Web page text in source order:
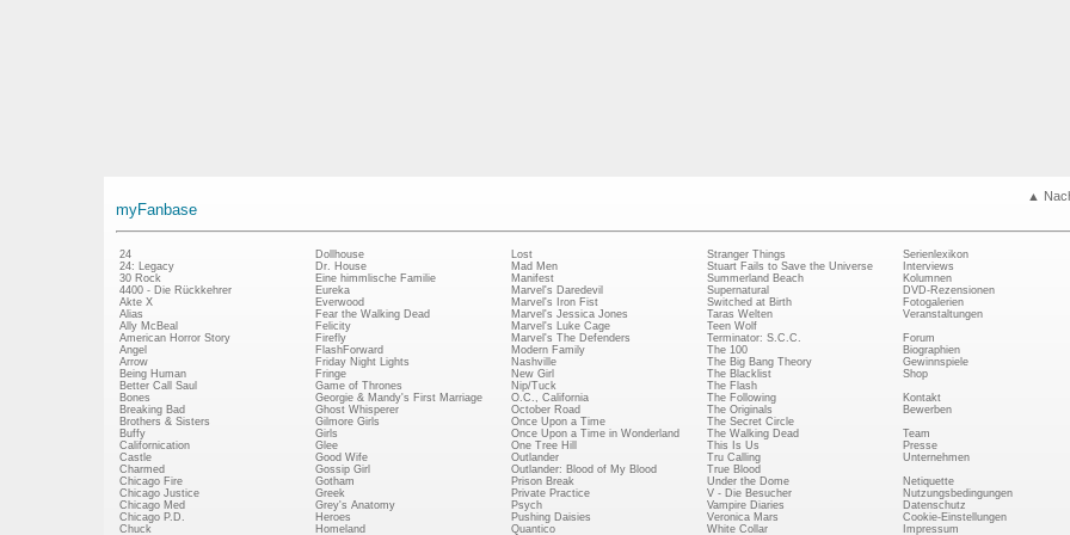
▲
myFanbase
24
24: Legacy
30 Rock
4400 - Die Rückkehrer
Akte X
Alias
Ally McBeal
American Horror Story
Angel
Arrow
Being Human
Better Call Saul
Bones
Breaking Bad
Brothers & Sisters
Buffy
Californication
Castle
Charmed
Chicago Fire
Chicago Justice
Chicago Med
Chicago P.D.
Chuck
Dollhouse
Dr. House
Eine himmlische Familie
Eureka
Everwood
Fear the Walking Dead
Felicity
Firefly
FlashForward
Friday Night Lights
Fringe
Game of Thrones
Georgie & Mandy's First Marriage
Ghost Whisperer
Gilmore Girls
Girls
Glee
Good Wife
Gossip Girl
Gotham
Greek
Grey's Anatomy
Heroes
Homeland
Lost
Mad Men
Manifest
Marvel's Daredevil
Marvel's Iron Fist
Marvel's Jessica Jones
Marvel's Luke Cage
Marvel's The Defenders
Modern Family
Nashville
New Girl
Nip/Tuck
O.C., California
October Road
Once Upon a Time
Once Upon a Time in Wonderland
One Tree Hill
Outlander
Outlander: Blood of My Blood
Prison Break
Private Practice
Psych
Pushing Daisies
Quantico
Stranger Things
Stuart Fails to Save the Universe
Summerland Beach
Supernatural
Switched at Birth
Taras Welten
Teen Wolf
Terminator: S.C.C.
The 100
The Big Bang Theory
The Blacklist
The Flash
The Following
The Originals
The Secret Circle
The Walking Dead
This Is Us
Tru Calling
True Blood
Under the Dome
V - Die Besucher
Vampire Diaries
Veronica Mars
White Collar
Serienlexikon
Interviews
Kolumnen
DVD-Rezensionen
Fotogalerien
Veranstaltungen
Forum
Biographien
Gewinnspiele
Shop
Kontakt
Bewerben
Team
Presse
Unternehmen
Netiquette
Nutzungsbedingungen
Datenschutz
Cookie-Einstellungen
Impressum